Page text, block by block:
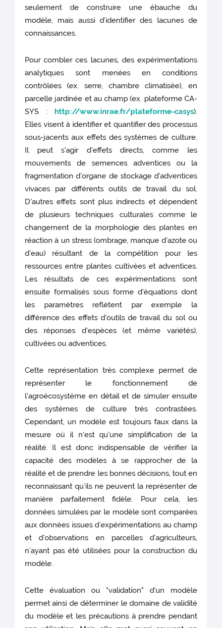
seulement de construire une ébauche du
modèle, mais aussi d'identifier des lacunes de
connaissances.
Pour combler ces lacunes, des expérimentations
analytiques sont menées en conditions
contrôlées (ex. serre, chambre climatisée), en
parcelle jardinée et au champ (ex. plateforme CA-
SYS : http://www.inrae.fr/plateforme-casys).
Elles visent à identifier et quantifier des processus
sous-jacents aux effets des systèmes de culture.
Il peut s'agir d'effets directs, comme les
mouvements de semences adventices ou la
fragmentation d'organe de stockage d'adventices
vivaces par différents outils de travail du sol.
D'autres effets sont plus indirects et dépendent
de plusieurs techniques culturales comme le
changement de la morphologie des plantes en
réaction à un stress (ombrage, manque d'azote ou
d'eau) résultant de la compétition pour les
ressources entre plantes cultivées et adventices.
Les résultats de ces expérimentations sont
ensuite formalisés sous forme d'équations dont
les paramètres reflètent par exemple la
différence des effets d'outils de travail du sol ou
des réponses d'espèces (et même variétés),
cultivées ou adventices.
Cette représentation très complexe permet de
représenter le fonctionnement de
l'agroécosystème en détail et de simuler ensuite
des systèmes de culture très contrastées.
Cependant, un modèle est toujours faux dans la
mesure où il n'est qu'une simplification de la
réalité. Il est donc indispensable de vérifier la
capacité des modèles à se rapprocher de la
réalité et de prendre les bonnes décisions, tout en
reconnaissant qu’ils ne peuvent la représenter de
manière parfaitement fidèle. Pour cela, les
données simulées par le modèle sont comparées
aux données issues d’expérimentations au champ
et d'observations en parcelles d'agriculteurs,
n’ayant pas été utilisées pour la construction du
modèle.
Cette évaluation ou "validation" d'un modèle
permet ainsi de déterminer le domaine de validité
du modèle et les précautions à prendre pendant